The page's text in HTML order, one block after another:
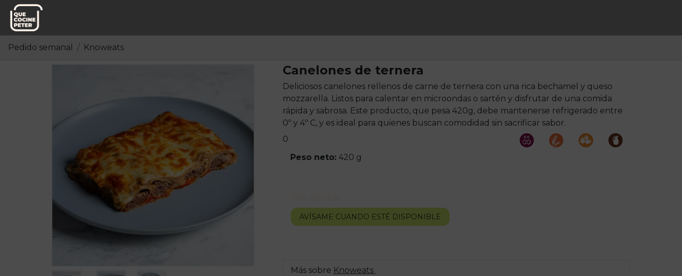
Pedido semanal Knoweats
Canelones de ternera
Deliciosos canelones rellenos de carne de ternera con una rica bechamel y queso
mozzarella. Listos para calentar en microondas o sartén y disfrutar de una comida
rápida y sabrosa. Este producto, que pesa 420g, debe mantenerse refrigerado entre
0º y 4º C, y es ideal para quienes buscan comodidad sin sacrificar sabor.
0
Peso neto: 420 g
AVÍSAME CUANDO ESTÉ DISPONIBLE
Más sobre Knoweats